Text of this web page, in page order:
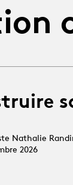
Nathalie
2026